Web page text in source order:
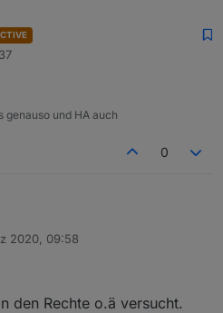
und HA auch
0
2020, 09:58
den Rechte o.ä versucht.